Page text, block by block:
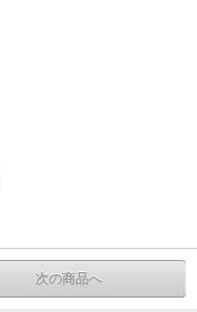
次の商品へ